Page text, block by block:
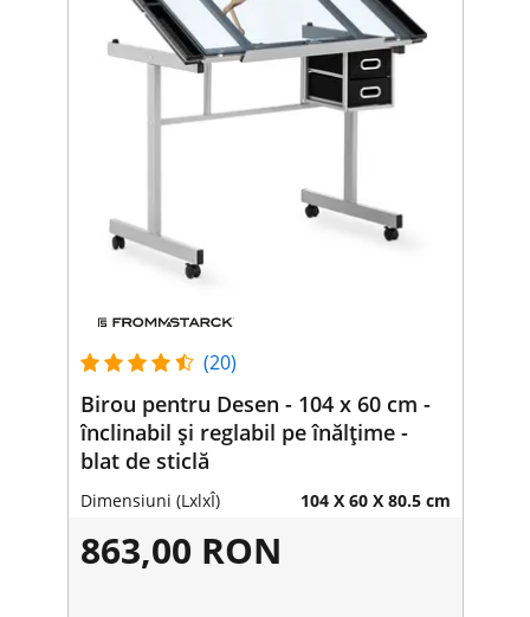
(20)
Birou pentru Desen - 104 x 60 cm -
înclinabil și reglabil pe înălțime -
blat de sticlă
Dimensiuni (LxlxÎ) 104 X 60 X 80.5 cm
863,00 RON